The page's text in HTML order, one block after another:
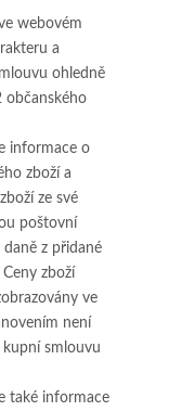
webovém
a
ohledně
občanského
informace o
zboží a
ze své
poštovní
z přidané
zboží
ve
není
smlouvu
také informace